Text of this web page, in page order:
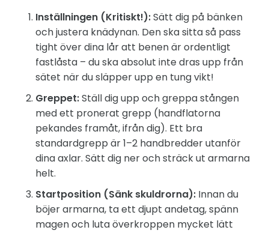
Inställningen (Kritiskt!):Sätt dig på bänken
och justera knädynan. Den ska sitta så pass
tight över dina lår att benen är ordentligt
fastlåsta – du ska absolut inte dras upp från
sätet när du släpper upp en tung vikt!
Greppet:Ställ dig upp och greppa stången
med ett pronerat grepp (handflatorna
pekandes framåt, ifrån dig). Ett bra
standardgrepp är 1–2 handbredder utanför
dina axlar. Sätt dig ner och sträck ut armarna
helt.
Startposition (Sänk skuldrorna): Innan du
böjer armarna, ta ett djupt andetag, spänn
magen och luta överkroppen mycket lätt